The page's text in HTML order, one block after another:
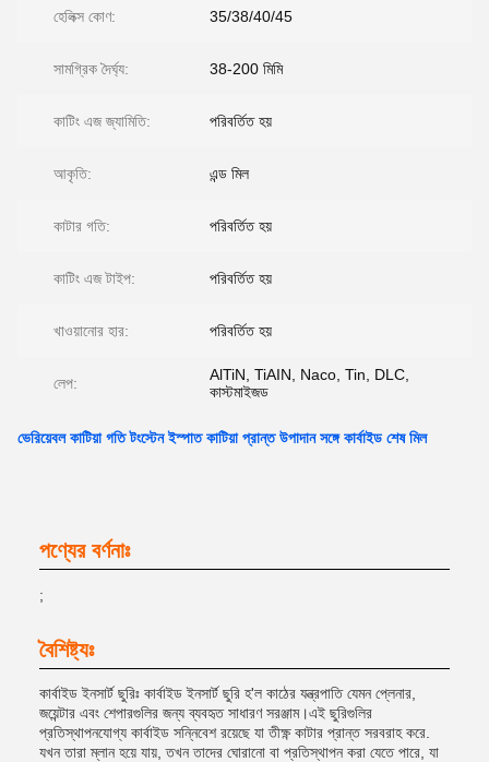
হেলিক্স কোণ: 35/38/40/45
সামগ্রিক দৈর্ঘ্য: 38-200 মিমি
কাটিং এজ জ্যামিতি: পরিবর্তিত হয়
আকৃতি: এন্ড মিল
কাটার গতি: পরিবর্তিত হয়
কাটিং এজ টাইপ: পরিবর্তিত হয়
খাওয়ানোর হার: পরিবর্তিত হয়
লেপ:
AlTiN, TiAIN, Naco, Tin, DLC,
কাস্টমাইজড
ভেরিয়েবল কাটিয়া গতি টংস্টেন ইস্পাত কাটিয়া প্রান্ত উপাদান সঙ্গে কার্বাইড শেষ মিল
পণ্যের বর্ণনাঃ
;
বৈশিষ্ট্যঃ
কার্বাইড ইনসার্ট ছুরিঃ কার্বাইড ইনসার্ট ছুরি হ'ল কাঠের যন্ত্রপাতি যেমন প্লেনার,
জয়েন্টার এবং শেপারগুলির জন্য ব্যবহৃত সাধারণ সরঞ্জাম।এই ছুরিগুলির
প্রতিস্থাপনযোগ্য কার্বাইড সন্নিবেশ রয়েছে যা তীক্ষ্ণ কাটার প্রান্ত সরবরাহ করে.
যখন তারা ম্লান হয়ে যায়, তখন তাদের ঘোরানো বা প্রতিস্থাপন করা যেতে পারে, যা